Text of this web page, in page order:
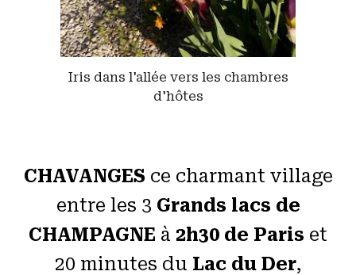
Iris dans l'allée vers les chambres
d'hôtes
CHAVANGES ce charmant village
entre les 3 Grands lacs de
CHAMPAGNE à 2h30 de Paris et
20 minutes du Lac du Der,